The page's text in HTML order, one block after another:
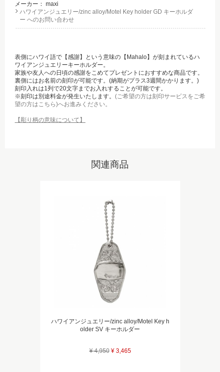
メーカー： maxi
ハワイアンジュエリー/zinc alloy/Motel Key holder GD キーホルダ
ー へのお問い合わせ
表側にハワイ語で【感謝】という意味の【Mahalo】が刻まれているハ
ワイアンジュエリーキーホルダー。
家族や友人への日頃の感謝をこめてプレゼントにおすすめな商品です。
裏側にはお名前の刻印が可能です。(納期がプラス3週間かかります。)
刻印入れは1列で20文字までお入れすることが可能です。
※刻印は別途料金が発生いたします。 (ご希望の方は刻印サービスをご希
望の方はこちら)へお進みください。
【彫り柄の意味について】
関連商品
ハワイアンジュエリー/zinc alloy/Motel Key h
older SV キーホルダー
¥ 4,950 ¥ 3,465